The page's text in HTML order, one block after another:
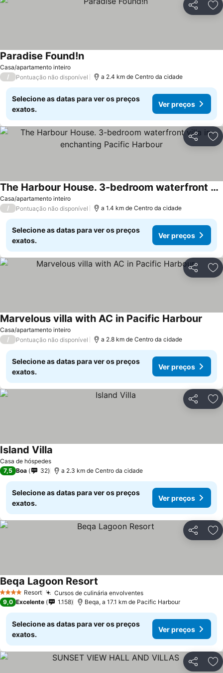
Partilhar
Casa/apartamento inteiro
Paradise Found!nVer preços
/ Pontuação não disponível a 2.4 km de Centro da cidade
Selecione as datas para ver os preços
exatos.
Ver preços
Partilhar
Casa/apartamento inteiro
The Harbour House. 3-bedroom waterfront villa in enchanting Pacific Harbour
Ver preços
/ Pontuação não disponível a 1.4 km de Centro da cidade
Selecione as datas para ver os preços
exatos.
Ver preços
Partilhar
Casa/apartamento inteiro
Marvelous villa with AC in Pacific Harbour
/ Pontuação não disponível a 2.8 km de Centro da cidade
Selecione as datas para ver os preços
exatos.
Ver preços
Partilhar
Casa de hóspedes
Island Villa
7,5 Boa 32 a 2.3 km de Centro da cidade
Selecione as datas para ver os preços
exatos.
Ver preços
Partilhar
4 EstrelasResort Cursos de culinária envolventesVer preços
Beqa Lagoon Resort
9,0 Excelente 1.158 Beqa, a 17.1 km de Pacific Harbour
Selecione as datas para ver os preços
exatos.
Ver preços
Partilhar